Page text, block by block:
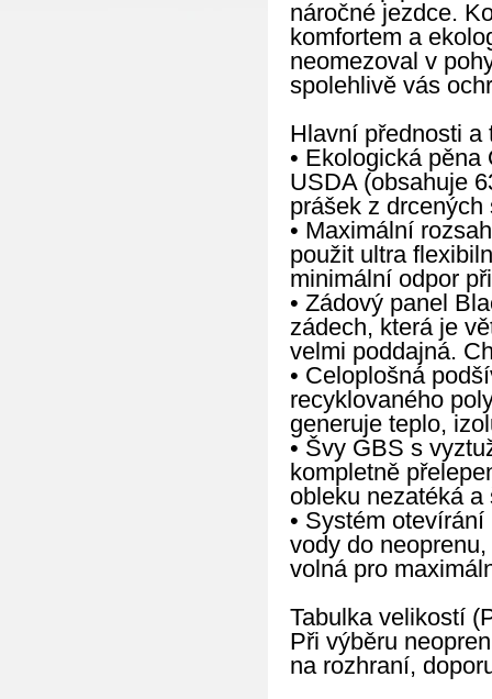
náročné jezdce.
komfortem a
neomezoval v
spolehlivě vás
Hlavní přednosti a
• Ekologická
USDA (obsahuje
prášek z
• Maximální
použit ultra
minimální odpor
• Zádový panel
zádech, která je
velmi poddajná.
• Celoplošná
recyklovaného
generuje teplo,
• Švy GBS s
kompletně
obleku nezatéká a
• Systém
vody do
volná pro
Tabulka velikostí
Při výběru
na rozhraní,